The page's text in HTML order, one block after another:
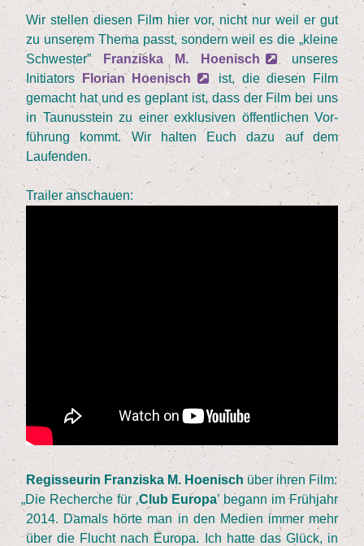
Wir stel­len die­sen Film hier vor, nicht nur weil er gut
zu unse­rem The­ma passt, son­dern weil es die „klei­ne
Schwes­ter”
Fran­zis­ka M. Hoe­nisch
unse­res
Initia­torsFlo­ri­an Hoe­nisch
ist, die die­sen Film
gemacht hat und es geplant ist, dass der Film bei uns
in Tau­nus­stein zu einer exklu­si­ven öffent­li­chen Vor­
füh­rung kommt. Wir hal­ten Euch dazu auf dem
Laufenden.
Trai­ler anschauen:
Regis­seu­rin Fran­zis­ka M. Hoe­nischüber ihren Film:
„Die Recher­che für‚Club Euro­pa’ begann im Früh­jahr
2014. Damals hör­te man in den Medi­en immer mehr
über die Flucht nach Euro­pa. Ich hat­te das Glück, in